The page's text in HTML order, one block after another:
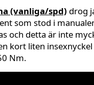
(vanliga/spd) drog
som stod i
och detta är inte
kort liten
Nm.